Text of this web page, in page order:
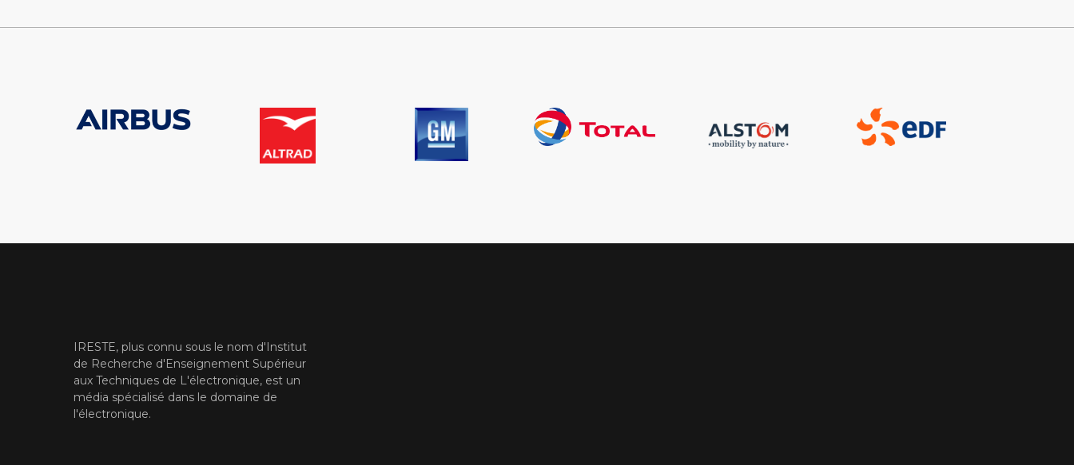
IRESTE, plus connu sous le nom d'Institut
de Recherche d'Enseignement Supérieur
aux Techniques de L'électronique, est un
média spécialisé dans le domaine de
l'électronique.